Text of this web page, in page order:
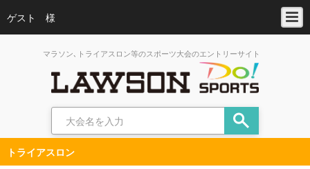
ゲスト 様
マラソン､トライアスロン等のスポーツ大会のエントリーサイト
トライアスロン